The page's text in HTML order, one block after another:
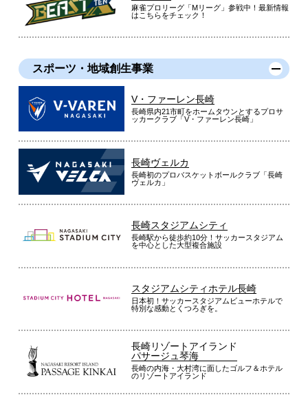
麻雀プロリーグ「Mリーグ」参戦中！最新情報
はこちらをチェック！
スポーツ・地域創生事業
V・ファーレン長崎
長崎県内21市町をホームタウンとするプロサ
ッカークラブ「V・ファーレン長崎」
長崎ヴェルカ
長崎初のプロバスケットボールクラブ「長崎
ヴェルカ」
長崎スタジアムシティ
長崎駅から徒歩約10分！サッカースタジアム
を中心とした大型複合施設
スタジアムシティホテル長崎
日本初！サッカースタジアムビューホテルで
特別な感動とくつろぎを。
長崎リゾートアイランド
パサージュ琴海
長崎の内海・大村湾に面したゴルフ＆ホテル
のリゾートアイランド